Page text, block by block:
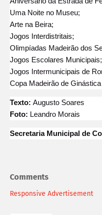
Uma Noite no Museu;
Arte na Beira;
Jogos Interdistritais;
Olimpíadas Madeirão dos
Jogos Escolares Municipais;
Jogos Intermunicipais de
Copa Madeirão de
Texto: Augusto Soares
Foto: Leandro Morais
Secretaria Municipal de
Comments
Responsive Advertisement